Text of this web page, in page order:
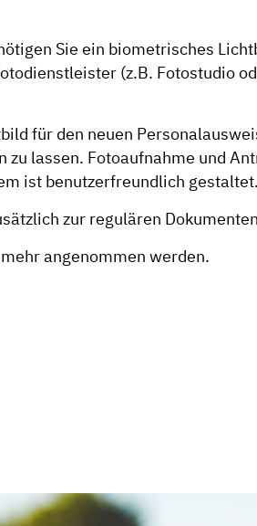
Sie ein biometrisches
(z.B. Fotostudio
für den neuen
lassen. Fotoaufnahme und
ist benutzerfreundlich gestaltet.
zur regulären
angenommen werden.